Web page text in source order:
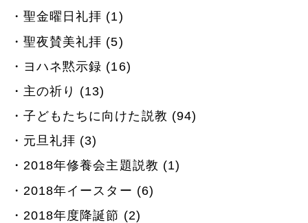
聖金曜日礼拝 (1)
聖夜賛美礼拝 (5)
ヨハネ黙示録 (16)
主の祈り (13)
子どもたちに向けた説教 (94)
元旦礼拝 (3)
2018年修養会主題説教 (1)
2018年イースター (6)
2018年度降誕節 (2)